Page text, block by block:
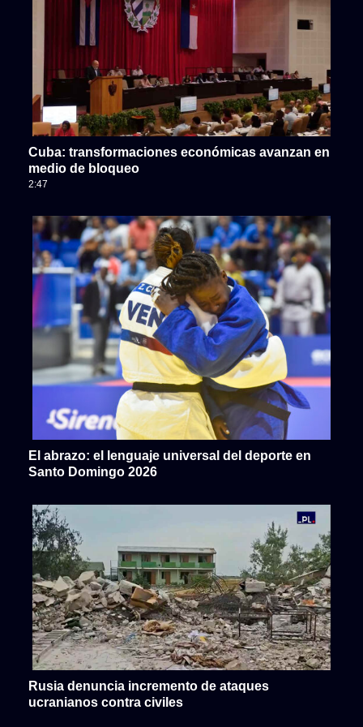
Cuba: transformaciones económicas avanzan en
medio de bloqueo
2:47
El abrazo: el lenguaje universal del deporte en
Santo Domingo 2026
Rusia denuncia incremento de ataques
ucranianos contra civiles